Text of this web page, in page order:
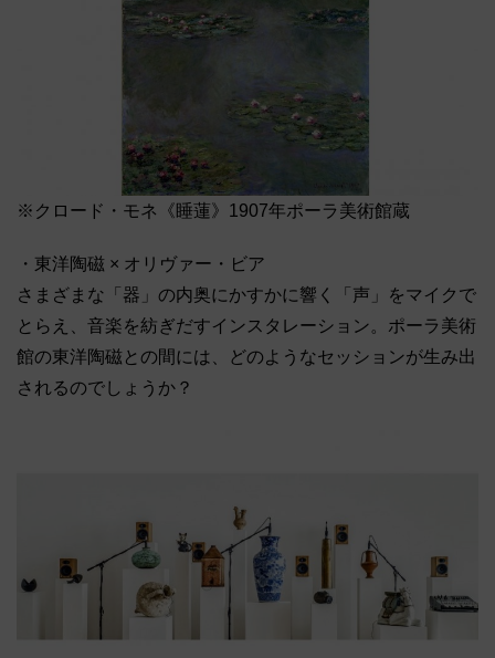
※クロード・モネ《睡蓮》1907年ポーラ美術館蔵
・東洋陶磁 × オリヴァー・ビア
さまざまな「器」の内奥にかすかに響く「声」をマイクで
とらえ、音楽を紡ぎだすインスタレーション。ポーラ美術
館の東洋陶磁との間には、どのようなセッションが生み出
されるのでしょうか？